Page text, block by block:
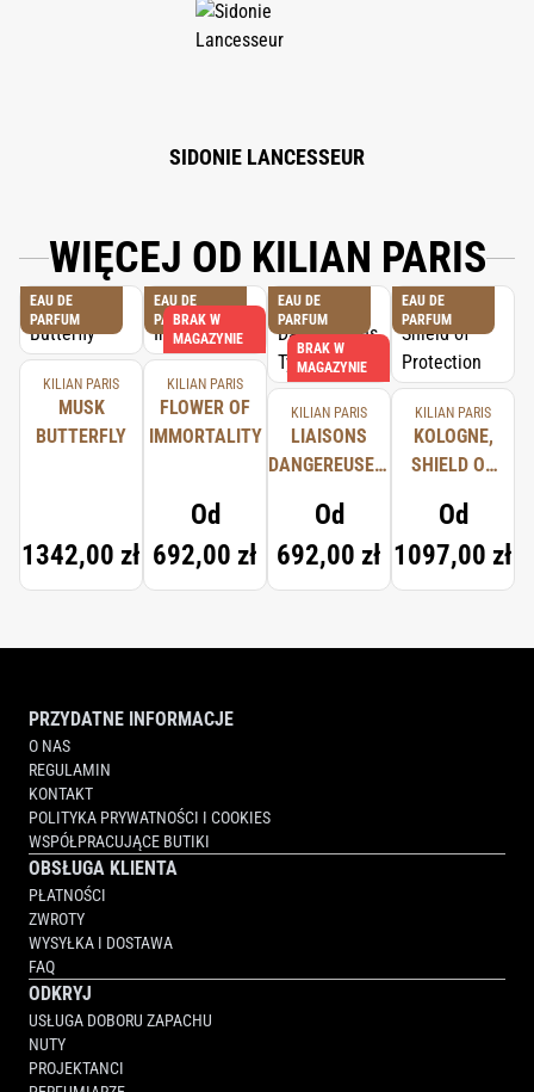
SIDONIE LANCESSEUR
WIĘCEJ OD KILIAN PARIS
EAU DE
PARFUM
KILIAN PARIS
MUSK
BUTTERFLY
1342,00 zł
EAU DE
PARFUM
BRAK W
MAGAZYNIE
KILIAN PARIS
FLOWER OF
IMMORTALITY
Od
692,00 zł
EAU DE
PARFUM
BRAK W
MAGAZYNIE
KILIAN PARIS
LIAISONS
DANGEREUSES,
Od
692,00 zł
EAU DE
PARFUM
KILIAN PARIS
KOLOGNE,
SHIELD OF
Od
1097,00 zł
PRZYDATNE INFORMACJE
O NAS
REGULAMIN
KONTAKT
POLITYKA PRYWATNOŚCI I COOKIES
WSPÓŁPRACUJĄCE BUTIKI
OBSŁUGA KLIENTA
PŁATNOŚCI
ZWROTY
WYSYŁKA I DOSTAWA
FAQ
ODKRYJ
USŁUGA DOBORU ZAPACHU
NUTY
PROJEKTANCI